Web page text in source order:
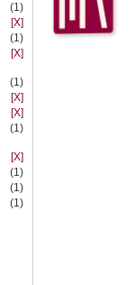
(1)
[X]
(1)
[X]
(1)
[X]
[X]
(1)
[X]
(1)
(1)
(1)